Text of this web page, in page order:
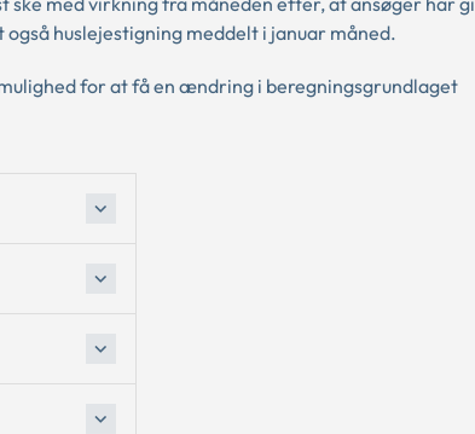
huslejestigning meddelt i januar måned.
for at få en ændring i beregningsgrundlaget